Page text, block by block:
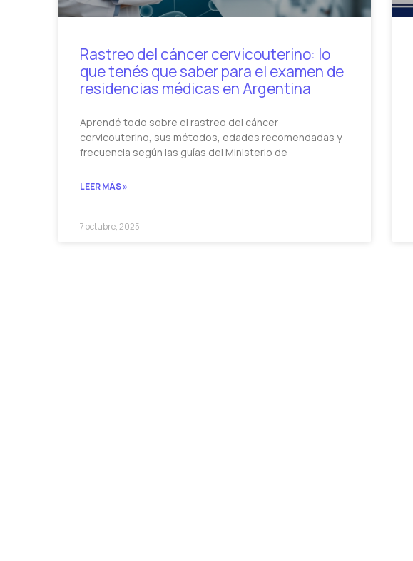
Rastreo del cáncer cervicouterino: lo
que tenés que saber para el examen de
residencias médicas en Argentina
Aprendé todo sobre el rastreo del cáncer
cervicouterino, sus métodos, edades recomendadas y
frecuencia según las guías del Ministerio de
LEER MÁS »
7 octubre, 2025